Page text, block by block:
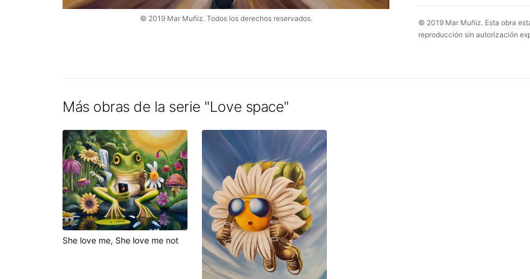
© 2019Mar Muñiz. Todos los derechos reservados.
© 2019 Mar Muñiz. Esta obra
reproducción sin autorización
Más obras de la serie "Love space"
She love me, She love me not